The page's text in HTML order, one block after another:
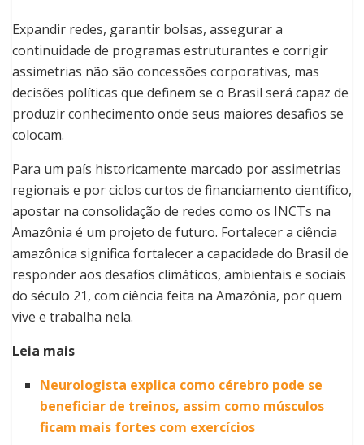
Expandir redes, garantir bolsas, assegurar a
continuidade de programas estruturantes e corrigir
assimetrias não são concessões corporativas, mas
decisões políticas que definem se o Brasil será capaz de
produzir conhecimento onde seus maiores desafios se
colocam.
Para um país historicamente marcado por assimetrias
regionais e por ciclos curtos de financiamento científico,
apostar na consolidação de redes como os INCTs na
Amazônia é um projeto de futuro. Fortalecer a ciência
amazônica significa fortalecer a capacidade do Brasil de
responder aos desafios climáticos, ambientais e sociais
do século 21, com ciência feita na Amazônia, por quem
vive e trabalha nela.
Leia mais
Neurologista explica como cérebro pode se
beneficiar de treinos, assim como músculos
ficam mais fortes com exercícios